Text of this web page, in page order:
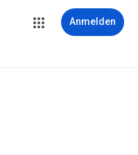
Anmelden